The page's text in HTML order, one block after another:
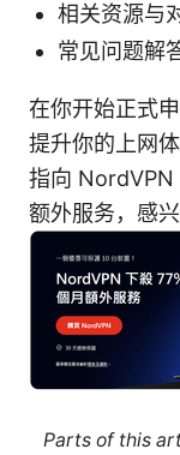
相关资源与
常见问题解
在你开始正式
提升你的上网
指向 NordVPN
额外服务，感
Parts of this